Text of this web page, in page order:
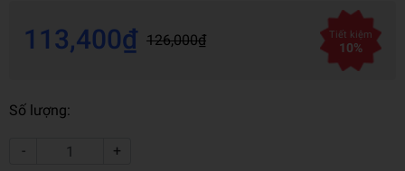
113,400₫ 126,000₫ Tiết kiệm
10%
Số lượng:
- +